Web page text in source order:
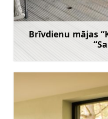
Brīvdienu mājas